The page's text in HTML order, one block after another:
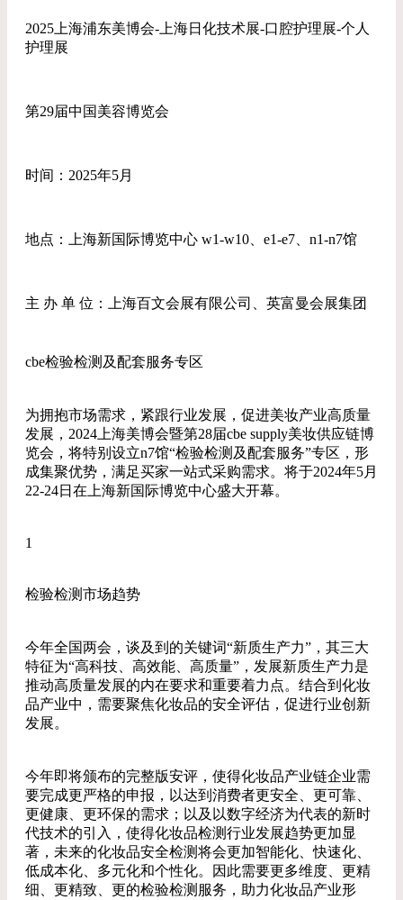
2025上海浦东美博会-上海日化技术展-口腔护理展-个人
护理展
第29届中国美容博览会
时间：2025年5月
地点：上海新国际博览中心 w1-w10、e1-e7、n1-n7馆
主 办 单 位：上海百文会展有限公司、英富曼会展集团
cbe检验检测及配套服务专区
为拥抱市场需求，紧跟行业发展，促进美妆产业高质量
发展，2024上海美博会暨第28届cbe supply美妆供应链博
览会，将特别设立n7馆“检验检测及配套服务”专区，形
成集聚优势，满足买家一站式采购需求。将于2024年5月
22-24日在上海新国际博览中心盛大开幕。
1
检验检测市场趋势
今年全国两会，谈及到的关键词“新质生产力”，其三大
特征为“高科技、高效能、高质量”，发展新质生产力是
推动高质量发展的内在要求和重要着力点。结合到化妆
品产业中，需要聚焦化妆品的安全评估，促进行业创新
发展。
今年即将颁布的完整版安评，使得化妆品产业链企业需
要完成更严格的申报，以达到消费者更安全、更可靠、
更健康、更环保的需求；以及以数字经济为代表的新时
代技术的引入，使得化妆品检测行业发展趋势更加显
著，未来的化妆品安全检测将会更加智能化、快速化、
低成本化、多元化和个性化。因此需要更多维度、更精
细、更精致、更的检验检测服务，助力化妆品产业形